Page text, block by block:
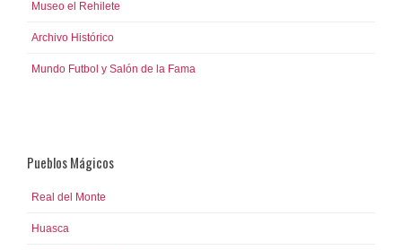
Museo el Rehilete
Archivo Histórico
Mundo Futbol y Salón de la Fama
Pueblos Mágicos
Real del Monte
Huasca